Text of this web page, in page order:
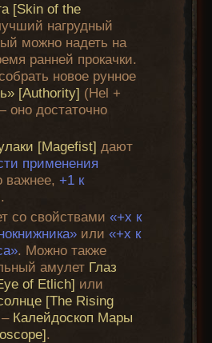
[Skin of the
нагрудный
можно надеть на
ранней прокачки.
новое рунное
[Authority] (Hel +
оно достаточно
[Magefist] дают
применения
важнее,+1 к
.
со свойствами«+x к
или«+x к
. Можно также
амулет Глаз
of Etlich] или
[The Rising
Калейдоскоп Мары
.